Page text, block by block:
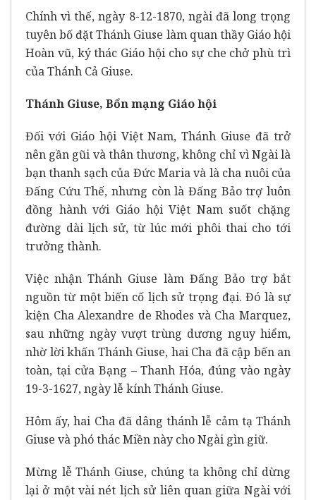
Chính vì thế, ngày 8-12-1870, ngài đã long trọng
tuyên bố đặt Thánh Giuse làm quan thầy Giáo hội
Hoàn vũ, ký thác Giáo hội cho sự che chở phù trì
của Thánh Cả Giuse.
Thánh Giuse, Bổn mạng Giáo hội
Đối với Giáo hội Việt Nam, Thánh Giuse đã trở
nên gần gũi và thân thương, không chỉ vì Ngài là
bạn thanh sạch của Đức Maria và là cha nuôi của
Đấng Cứu Thế, nhưng còn là Đấng Bảo trợ luôn
đồng hành với Giáo hội Việt Nam suốt chặng
đường dài lịch sử, từ lúc mới phôi thai cho tới
trưởng thành.
Việc nhận Thánh Giuse làm Đấng Bảo trợ bắt
nguồn từ một biến cố lịch sử trọng đại. Đó là sự
kiện Cha Alexandre de Rhodes và Cha Marquez,
sau những ngày vượt trùng dương nguy hiểm,
nhờ lời khấn Thánh Giuse, hai Cha đã cập bến an
toàn, tại cửa Bạng – Thanh Hóa, đúng vào ngày
19-3-1627, ngày lễ kính Thánh Giuse.
Hôm ấy, hai Cha đã dâng thánh lễ cảm tạ Thánh
Giuse và phó thác Miền này cho Ngài gìn giữ.
Mừng lễ Thánh Giuse, chúng ta không chỉ dừng
lại ở một vài nét lịch sử liên quan giữa Ngài với